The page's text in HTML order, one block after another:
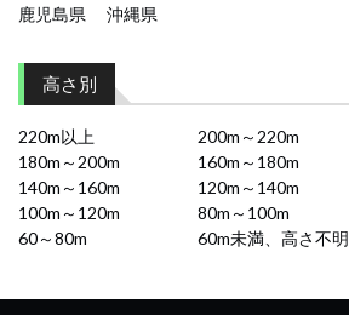
鹿児島県
沖縄県
高さ別
220m以上
200m～220m
180m～200m
160m～180m
140m～160m
120m～140m
100m～120m
80m～100m
60～80m
60m未満、高さ不明